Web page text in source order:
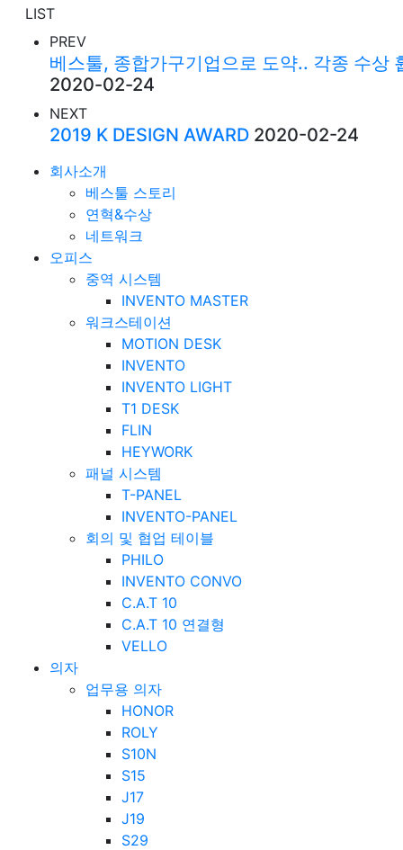
LIST
PREV
베스툴, 종합가구기업으로 도약.. 각종 수상
2020-02-24
NEXT
2019 K DESIGN AWARD 2020-02-24
회사소개
베스툴 스토리
연혁&수상
네트워크
오피스
중역 시스템
INVENTO MASTER
워크스테이션
MOTION DESK
INVENTO
INVENTO LIGHT
T1 DESK
FLIN
HEYWORK
패널 시스템
T-PANEL
INVENTO-PANEL
회의 및 협업 테이블
PHILO
INVENTO CONVO
C.A.T 10
C.A.T 10 연결형
VELLO
의자
업무용 의자
HONOR
ROLY
S10N
S15
J17
J19
S29